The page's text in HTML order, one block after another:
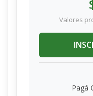
Valores
Pagá